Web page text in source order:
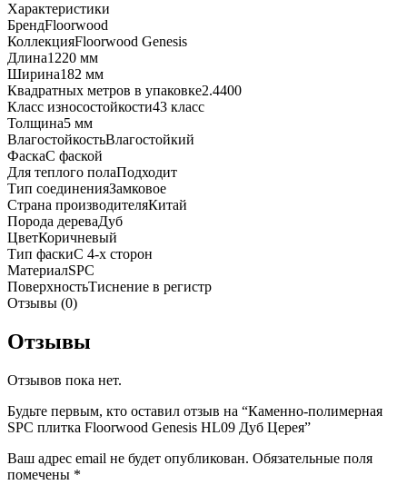
Характеристики
БрендFloorwood
КоллекцияFloorwood Genesis
Длина1220 мм
Ширина182 мм
Квадратных метров в упаковке2.4400
Класс износостойкости43 класс
Толщина5 мм
ВлагостойкостьВлагостойкий
ФаскаС фаской
Для теплого полаПодходит
Тип соединенияЗамковое
Страна производителяКитай
Порода дереваДуб
ЦветКоричневый
Тип фаскиС 4-х сторон
МатериалSPC
ПоверхностьТиснение в регистр
Отзывы (0)
Отзывы
Отзывов пока нет.
Будьте первым, кто оставил отзыв на “Каменно-полимерная
SPC плитка Floorwood Genesis HL09 Дуб Церея”
Ваш адрес email не будет опубликован. Обязательные поля
помечены *